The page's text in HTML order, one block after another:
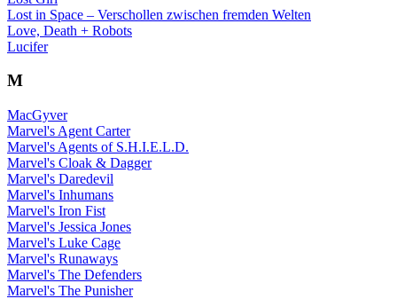
Lost in Space – Verschollen zwischen fremden Welten
Love, Death + Robots
Lucifer
M
MacGyver
Marvel's Agent Carter
Marvel's Agents of S.H.I.E.L.D.
Marvel's Cloak & Dagger
Marvel's Daredevil
Marvel's Inhumans
Marvel's Iron Fist
Marvel's Jessica Jones
Marvel's Luke Cage
Marvel's Runaways
Marvel's The Defenders
Marvel's The Punisher